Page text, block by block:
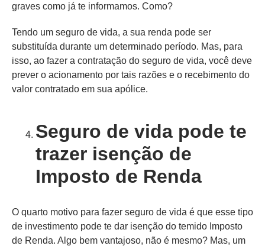
graves como já te informamos. Como?
Tendo um seguro de vida, a sua renda pode ser
substituída durante um determinado período. Mas, para
isso, ao fazer a contratação do seguro de vida, você deve
prever o acionamento por tais razões e o recebimento do
valor contratado em sua apólice.
Seguro de vida pode te
trazer isenção de
Imposto de Renda
O quarto motivo para fazer seguro de vida é que esse tipo
de investimento pode te dar isenção do temido Imposto
de Renda. Algo bem vantajoso, não é mesmo? Mas, um